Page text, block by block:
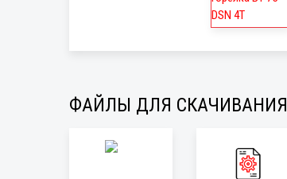
ФАЙЛЫ ДЛЯ СКАЧИВАНИЯ